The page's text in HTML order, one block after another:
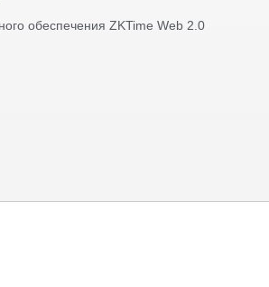
обеспечения ZKTime Web 2.0